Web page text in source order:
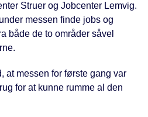
Struer og Jobcenter Lemvig.
messen finde jobs og
både de to områder såvel
at messen for første gang var
for at kunne rumme al den